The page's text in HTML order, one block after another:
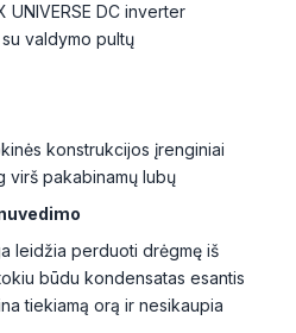
UNIVERSE DC inverter
valdymo pultų
konstrukcijos įrenginiai
virš pakabinamų lubų
leidžia perduoti drėgmę iš
būdu kondensatas esantis
tiekiamą orą ir nesikaupia